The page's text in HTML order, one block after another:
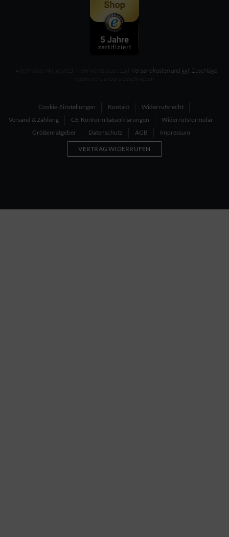
* Alle Preise inkl. gesetzl. Mehrwertsteuer, zzgl. Versandkosten und ggf. Zuschläge
wenn nicht anders beschrieben
Cookie-Einstellungen Kontakt
Widerrufsrecht
Versand & Zahlung
CE-Konformitätserklärungen
Widerrufsformular
Größenratgeber
Datenschutz AGB Impressum
VERTRAG WIDERRUFEN